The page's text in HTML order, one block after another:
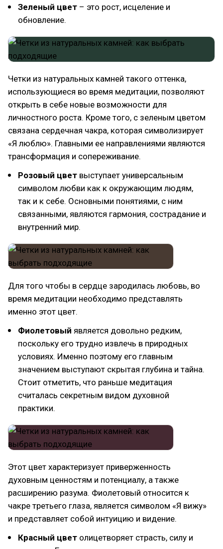
Зеленый цвет – это рост, исцеление и
обновление.
Четки из натуральных камней такого оттенка,
использующиеся во время медитации, позволяют
открыть в себе новые возможности для
личностного роста. Кроме того, с зеленым цветом
связана сердечная чакра, которая символизирует
«Я люблю». Главными ее направлениями являются
трансформация и сопереживание.
Розовый цвет выступает универсальным
символом любви как к окружающим людям,
так и к себе. Основными понятиями, с ним
связанными, являются гармония, сострадание и
внутренний мир.
Для того чтобы в сердце зародилась любовь, во
время медитации необходимо представлять
именно этот цвет.
Фиолетовый является довольно редким,
поскольку его трудно извлечь в природных
условиях. Именно поэтому его главным
значением выступают скрытая глубина и тайна.
Стоит отметить, что раньше медитация
считалась секретным видом духовной
практики.
Этот цвет характеризует приверженность
духовным ценностям и потенциалу, а также
расширению разума. Фиолетовый относится к
чакре третьего глаза, является символом «Я вижу»
и представляет собой интуицию и видение.
Красный цвет олицетворяет страсть, силу и